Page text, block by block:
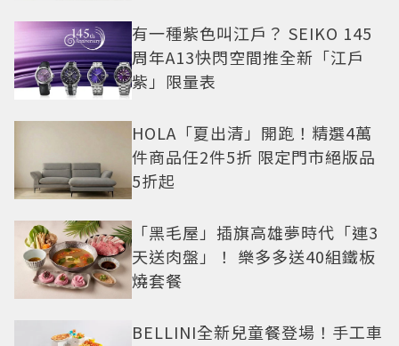
有一種紫色叫江戶？ SEIKO 145
周年A13快閃空間推全新「江戶
紫」限量表
HOLA「夏出清」開跑！精選4萬
件商品任2件5折 限定門市絕版品
5折起
「黑毛屋」插旗高雄夢時代「連3
天送肉盤」！ 樂多多送40組鐵板
燒套餐
BELLINI全新兒童餐登場！手工車